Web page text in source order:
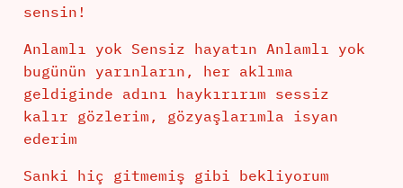
sensin!
Anlamlı yok Sensiz hayatın Anlamlı yok
bugünün yarınların, her aklıma
geldiginde adını haykırırım sessiz
kalır gözlerim, gözyaşlarımla isyan
ederim
Sanki hiç gitmemiş gibi bekliyorum